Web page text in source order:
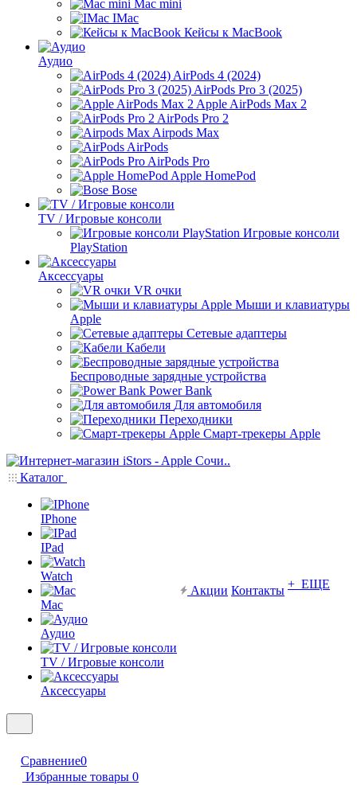
Mac mini
IMac
Кейсы к MacBook
Аудио
AirPods 4 (2024)
AirPods Pro 3 (2025)
Apple AirPods Max 2
AirPods Pro 2
Airpods Max
AirPods
AirPods Pro
Apple HomePod
Bose
TV / Игровые консоли
Игровые консоли
PlayStation
Аксессуары
VR очки
Мыши и клавиатуры
Apple
Сетевые адаптеры
Кабели
Беспроводные зарядные устройства
Power Bank
Для автомобиля
Переходники
Смарт-трекеры Apple
Каталог
IPhone
IPad
Watch
Mac
Аудио
TV / Игровые консоли
Аксессуары
Акции Контакты + ЕЩЕ
Сравнение0
Избранные товары 0